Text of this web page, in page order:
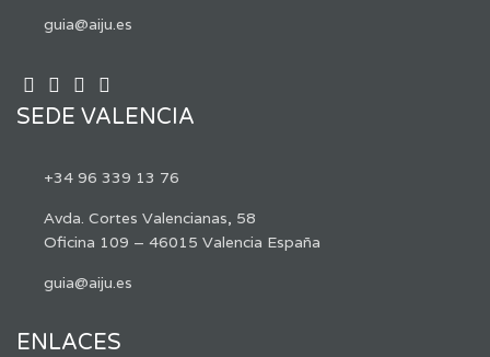
guia@aiju.es
SEDE VALENCIA
+34 96 339 13 76
Avda. Cortes Valencianas, 58
Oficina 109 – 46015 Valencia España
guia@aiju.es
ENLACES